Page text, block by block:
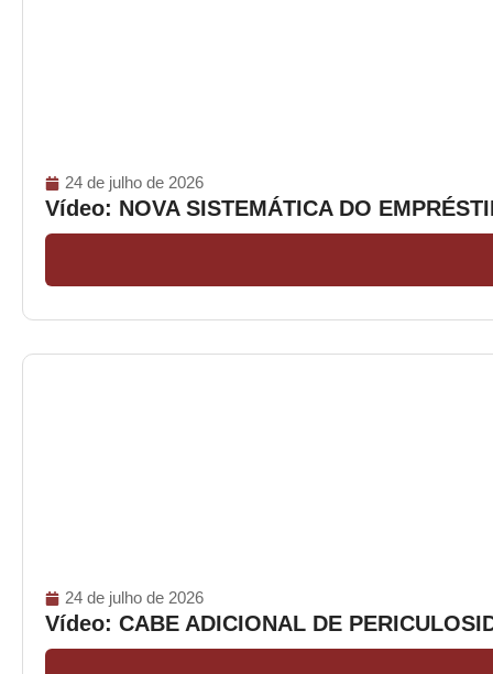
24 de julho de 2026
Vídeo: NOVA SISTEMÁTICA DO
24 de julho de 2026
Vídeo: CABE ADICIONAL DE